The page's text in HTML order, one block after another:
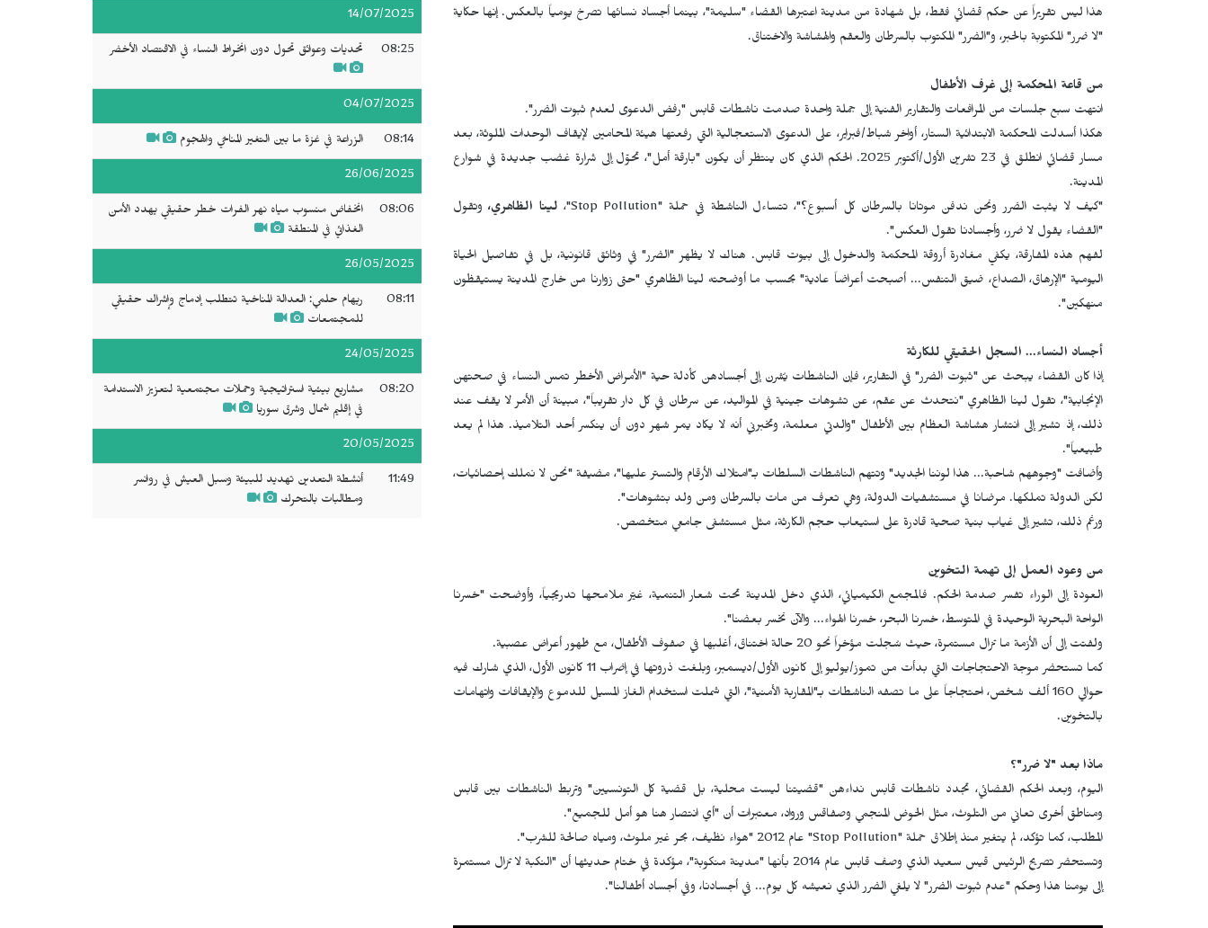
هذا ليس تقريراً عن حكم قضائي فقط، بل شهادة من مدينة اعتبرها القضاء "سليمة"، بينما أجساد نسائها تصرخ يومياً بالعكس. إنها حكاية
"لا ضرر" المكتوبة بالحبر، و"الضرر" المكتوب بالسرطان والعقم والهشاشة والاختناق.
من قاعة المحكمة إلى غرف الأطفال
انتهت سبع جلسات من المرافعات والتقارير الفنية إلى جملة واحدة صدمت ناشطات قابس "رفض الدعوى لعدم ثبوت الضرر".
هكذا أسدلت المحكمة الابتدائية الستار، أواخر شباط/فبراير، على الدعوى الاستعجالية التي رفعتها هيئة المحامين لإيقاف الوحدات الملوثة، بعد
مسار قضائي انطلق في 23 تشرين الأول/أكتوبر 2025. الحكم الذي كان ينتظر أن يكون "بارقة أمل"، تحوّل إلى شرارة غضب جديدة في شوارع
المدينة.
"كيف لا يثبت الضرر ونحن ندفن موتانا بالسرطان كل أسبوع؟"، تتساءل الناشطة في حملة "Stop Pollution"، لينا الظاهري،وتقول
"القضاء يقول لا ضرر، وأجسادنا تقول العكس".
لفهم هذه المفارقة، يكفي مغادرة أروقة المحكمة والدخول إلى بيوت قابس. هناك لا يظهر "الضرر" في وثائق قانونية، بل في تفاصيل الحياة
اليومية "الإرهاق، الصداع، ضيق التنفس... أصبحت أعراضاً عادية" بحسب ما أوضحته لينا الظاهري "حتى زوارنا من خارج المدينة يستيقظون
منهكين".
أجساد النساء... السجل الحقيقي للكارثة
إذا كان القضاء يبحث عن "ثبوت الضرر" في التقارير، فإن الناشطات يُشرن إلى أجسادهن كأدلة حية "الأمراض الأخطر تمس النساء في صحتهن
الإنجابية"، تقول لينا الظاهري "نتحدث عن عقم، عن تشوهات جينية في المواليد، عن سرطان في كل دار تقريباً"، مبينة أن الأمر لا يقف عند
ذلك، إذ تشير إلى انتشار هشاشة العظام بين الأطفال "والدتي معلمة، وتخبرني أنه لا يكاد يمر شهر دون أن ينكسر أحد التلاميذ. هذا لم يعد
طبيعياً".
وأضافت "وجوههم شاحبة... هذا لوننا الجديد" وتتهم الناشطات السلطات بـ"امتلاك الأرقام والتستر عليها"، مضيفة "نحن لا نملك إحصائيات،
لكن الدولة تملكها. مرضانا في مستشفيات الدولة، وهي تعرف من مات بالسرطان ومن ولد بتشوهات".
ورغم ذلك، تشير إلى غياب بنية صحية قادرة على استيعاب حجم الكارثة، مثل مستشفى جامعي متخصص.
من وعود العمل إلى تهمة التخوين
العودة إلى الوراء تفسر صدمة الحكم. فالمجمع الكيميائي، الذي دخل المدينة تحت شعار التنمية، غيّر ملامحها تدريجياً، وأوضحت "خسرنا
الواحة البحرية الوحيدة في المتوسط، خسرنا البحر، خسرنا الهواء... والآن نخسر بعضنا".
ولفتت إلى أن الأزمة ما تزال مستمرة، حيث سُجلت مؤخراً نحو 20 حالة اختناق، أغلبها في صفوف الأطفال، مع ظهور أعراض عصبية.
كما تستحضر موجة الاحتجاجات التي بدأت من تموز/يوليو إلى كانون الأول/ديسمبر، وبلغت ذروتها في إضراب 11 كانون الأول، الذي شارك فيه
حوالي 160 ألف شخص، احتجاجاً على ما تصفه الناشطات بـ"المقاربة الأمنية"، التي شملت استخدام الغاز المسيل للدموع والإيقافات واتهامات
بالتخوين.
ماذا بعد "لا ضرر"؟
اليوم، وبعد الحكم القضائي، تجدد ناشطات قابس نداءهن "قضيتنا ليست محلية، بل قضية كل التونسيين" وتربط الناشطات بين قابس
ومناطق أخرى تعاني من التلوث، مثل الحوض المنجمي وصفاقس ورواد، معتبرات أن "أي انتصار هنا هو أمل للجميع".
المطلب، كما تؤكد، لم يتغير منذ إطلاق حملة "Stop Pollution" عام 2012 "هواء نظيف، بحر غير ملوث، ومياه صالحة للشرب".
وتستحضر تصريح الرئيس قيس سعيد الذي وصف قابس عام 2014 بأنها "مدينة منكوبة"، مؤكدة في ختام حديثها أن "النكبة لا تزال مستمرة
إلى يومنا هذا وحكم "عدم ثبوت الضرر" لا يلغي الضرر الذي نعيشه كل يوم... في أجسادنا، وفي أجساد أطفالنا".
14/07/2025
08:25 تحديات وعوائق تحول دون انخراط النساء في الاقتصاد الأخضر
04/07/2025
08:14 الزراعة في غزة ما بين التغير المناخي والهجوم
26/06/2025
08:06
انخفاض منسوب مياه نهر الفرات خطر حقيقي يهدد الأمن
الغذائي في المنطقة
26/05/2025
08:11
ريهام حلمي: العدالة المناخية تتطلب إدماج وإشراك حقيقي
للمجتمعات
24/05/2025
08:20
مشاريع بيئية استراتيجية وحملات مجتمعية لتعزيز الاستدامة
في إقليم شمال وشرق سوريا
20/05/2025
11:49
أنشطة التعدين تهديد للبيئة وسبل العيش في روانسر
ومطالبات بالتحرك